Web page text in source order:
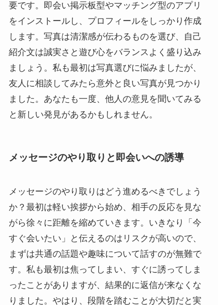
要です。即会い掲示板型やマッチング型のアプリ
をインストールし、プロフィールをしっかり作成
します。写真は清潔感が伝わるものを選び、自己
紹介文は誠実さと遊び心をバランスよく盛り込み
ましょう。私も最初は写真選びに悩みましたが、
友人に相談してみたら意外と良い写真が見つかり
ました。あなたも一度、他人の意見を聞いてみる
と新しい発見があるかもしれません。
メッセージのやり取りと即会いへの誘導
メッセージのやり取りはどう進めるべきでしょう
か？最初は軽い挨拶から始め、相手の反応を見な
がら徐々に距離を縮めていきます。いきなり「今
すぐ会いたい」と伝えるのはリスクが高いので、
まずは共通の話題や趣味について話すのが無難で
す。私も最初は焦ってしまい、すぐに誘ってしま
ったことがありますが、結果的に返信が来なくな
りました。やはり、段階を踏むことが大切だと実